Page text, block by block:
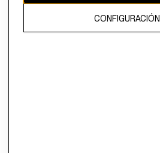
El contenido de esta página web está
propiedad de H&M Hennes & Mauritz AB.